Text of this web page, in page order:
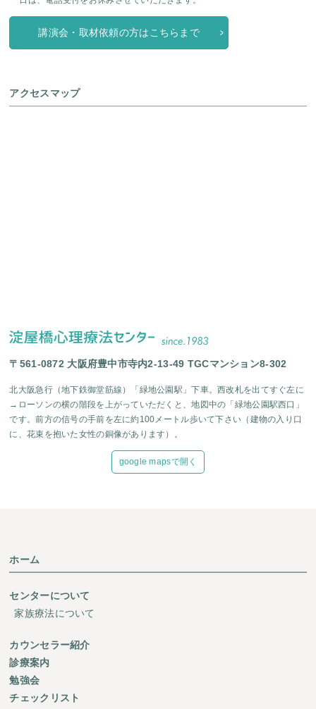
講演会・取材依頼の方はこちらまで
アクセスマップ
〒561-0872 大阪府豊中市寺内2-13-49 TGCマンション8-302
北大阪急行（地下鉄御堂筋線）「緑地公園駅」下車。西改札を出てすぐ左に
→ローソンの横の階段を上がっていただくと、地図中の「緑地公園駅西口」
です。前方の信号の手前を左に約100メートル歩いて下さい（建物の入り口
に、花束を抱いた女性の銅像があります）。
google mapsで開く
ホーム
センターについて
家族療法について
カウンセラー紹介
診療案内
勉強会
チェックリスト